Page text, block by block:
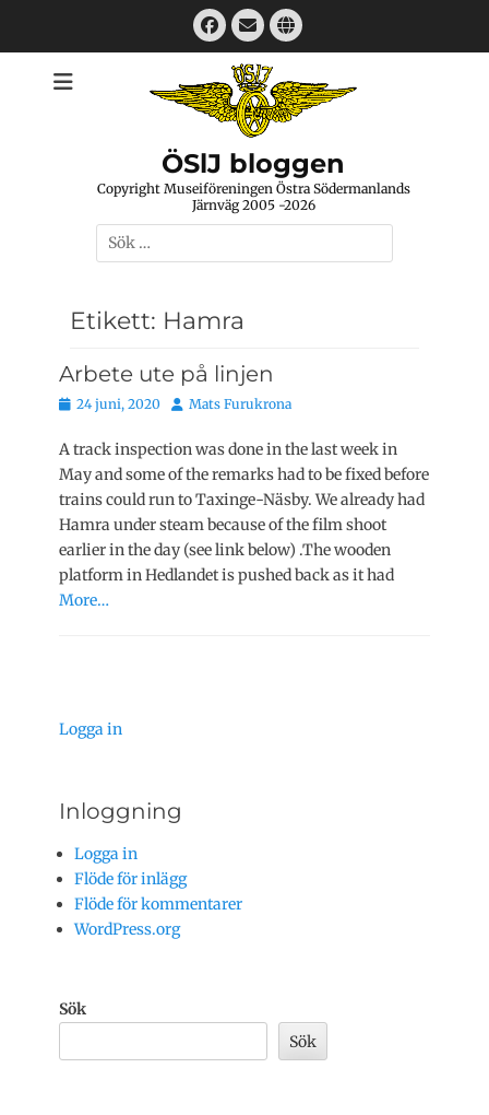
Facebook
E-
mail
Webbplats
ÖSlJ bloggen
Copyright Museiföreningen Östra Södermanlands
Järnväg 2005 -2026
Sök
efter:
Etikett: Hamra
Arbete ute på linjen
Publicerat
24 juni, 2020 Författare
Mats Furukrona
A track inspection was done in the last week in
May and some of the remarks had to be fixed before
trains could run to Taxinge-Näsby. We already had
Hamra under steam because of the film shoot
earlier in the day (see link below) .The wooden
platform in Hedlandet is pushed back as it had
More…
Logga in
Inloggning
Logga in
Flöde för inlägg
Flöde för kommentarer
WordPress.org
Sök
Sök